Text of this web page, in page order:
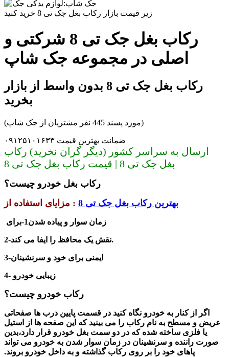
زیر قیمت بازار رکاب بغل جک تی 8 خرید کنید
رکاب بغل جک تی 8 شرکتی و
اصلی در مجموعه جک شاپ
رکاب بغل جک تی 8 بدون واسط از بازار
بخرید
(مورد پسند 445 نفر مشتریان از جک شاپ)
ضمانت بهترین قیمت ۰۹۱۲۵۱۰۱۶۳۳
ارسال به سراسر کشور (دیگر گران نخرید) رکاب
بغل جک تی 8 | قیمت رکاب بغل جک تی 8
رکاب بغل خودرو چیست؟
بهترین رکاب بغل جک تی 8 :
1-برایزمان سوار و پیاده شدن
2- نقش یک محافظ را ایفا می کند.
3-ایمنی برای خود و سرنشینان
4- زیبایی خودرو
رکاب خودرو چیست؟
اگر از کنار به خودرو نگاه کنید در قسمت پایین درب ها صفحاتی
عریض و مسطح به نام رکاب را می بینید که این صفحه ها از استیل
یا فلزی ساخته شده که در دو سمت بغل خودرو قرار دارد،بدین
صورت راننده و سرنشینان در زمان سوار شدن به خودرو می تواند
پاهای خود را بر روی رکاب گذاشته و به داخل خودرو بروند.